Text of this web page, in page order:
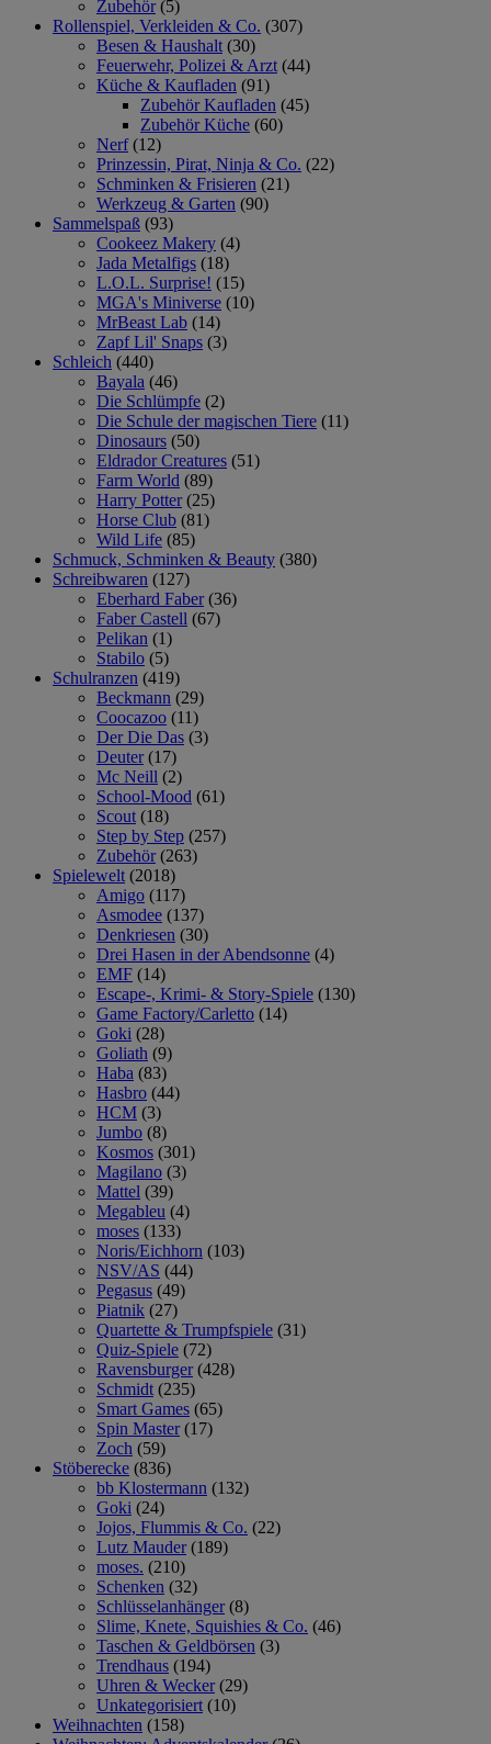
Zubehör (5)
Rollenspiel, Verkleiden & Co. (307)
Besen & Haushalt (30)
Feuerwehr, Polizei & Arzt (44)
Küche & Kaufladen (91)
Zubehör Kaufladen (45)
Zubehör Küche (60)
Nerf (12)
Prinzessin, Pirat, Ninja & Co. (22)
Schminken & Frisieren (21)
Werkzeug & Garten (90)
Sammelspaß (93)
Cookeez Makery (4)
Jada Metalfigs (18)
L.O.L. Surprise! (15)
MGA's Miniverse (10)
MrBeast Lab (14)
Zapf Lil' Snaps (3)
Schleich (440)
Bayala (46)
Die Schlümpfe (2)
Die Schule der magischen Tiere (11)
Dinosaurs (50)
Eldrador Creatures (51)
Farm World (89)
Harry Potter (25)
Horse Club (81)
Wild Life (85)
Schmuck, Schminken & Beauty (380)
Schreibwaren (127)
Eberhard Faber (36)
Faber Castell (67)
Pelikan (1)
Stabilo (5)
Schulranzen (419)
Beckmann (29)
Coocazoo (11)
Der Die Das (3)
Deuter (17)
Mc Neill (2)
School-Mood (61)
Scout (18)
Step by Step (257)
Zubehör (263)
Spielewelt (2018)
Amigo (117)
Asmodee (137)
Denkriesen (30)
Drei Hasen in der Abendsonne (4)
EMF (14)
Escape-, Krimi- & Story-Spiele (130)
Game Factory/Carletto (14)
Goki (28)
Goliath (9)
Haba (83)
Hasbro (44)
HCM (3)
Jumbo (8)
Kosmos (301)
Magilano (3)
Mattel (39)
Megableu (4)
moses (133)
Noris/Eichhorn (103)
NSV/AS (44)
Pegasus (49)
Piatnik (27)
Quartette & Trumpfspiele (31)
Quiz-Spiele (72)
Ravensburger (428)
Schmidt (235)
Smart Games (65)
Spin Master (17)
Zoch (59)
Stöberecke (836)
bb Klostermann (132)
Goki (24)
Jojos, Flummis & Co. (22)
Lutz Mauder (189)
moses. (210)
Schenken (32)
Schlüsselanhänger (8)
Slime, Knete, Squishies & Co. (46)
Taschen & Geldbörsen (3)
Trendhaus (194)
Uhren & Wecker (29)
Unkategorisiert (10)
Weihnachten (158)